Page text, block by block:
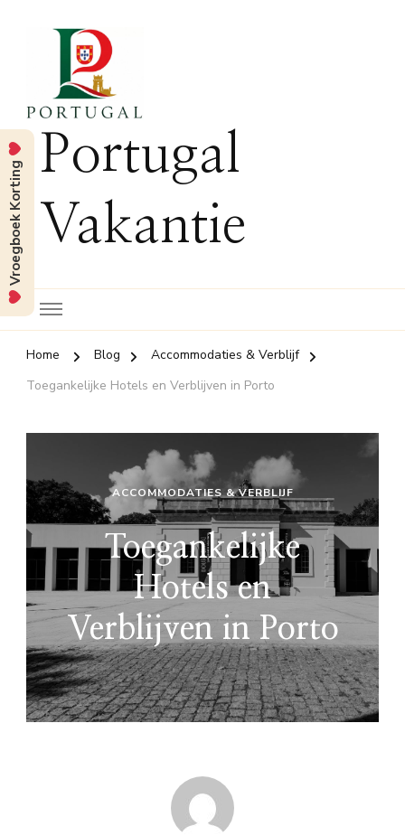
Portugal
Vakantie
Home Blog
Accommodaties & Verblijf
Toegankelijke Hotels en Verblijven in Porto
ACCOMMODATIES & VERBLIJF
Toegankelijke
Hotels en
Verblijven in Porto
Vroegboek Korting